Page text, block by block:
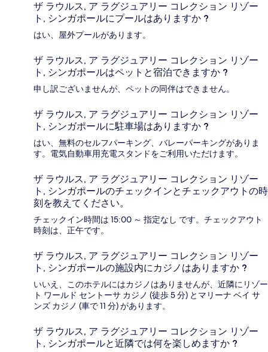
ザ ラウルス, ア ラグジュアリー コレクション リゾー
ト, シンガポールにプールはありますか ?
はい、屋外プールがあります。
ザ ラウルス, ア ラグジュアリー コレクション リゾー
ト, シンガポールはペットと宿泊できますか ?
申し訳ございませんが、ペットの同伴はできません。
ザ ラウルス, ア ラグジュアリー コレクション リゾー
ト, シンガポールに駐車場はありますか ?
はい、無料のセルフパーキング、バレーパーキングがありま
す。電気自動車用充電スタンドをご利用いただけます。
ザ ラウルス, ア ラグジュアリー コレクション リゾー
ト, シンガポールのチェックインとチェックアウトの時
刻を教えてください。
チェックイン時間は 15:00 ～ 指定なし です。チェックアウト
時刻は、正午です。
ザ ラウルス, ア ラグジュアリー コレクション リゾー
ト, シンガポールの施設内にカジノはありますか ?
いいえ、このホテルにはカジノはありませんが、近隣にリゾー
ト ワールド セントーサ カジノ (徒歩 5 分) とマリーナ ベイ サ
ンズ カジノ (車で 11 分) があります。
ザ ラウルス, ア ラグジュアリー コレクション リゾー
ト, シンガポールと近隣では何を楽しめますか ?